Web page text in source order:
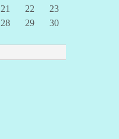
21 22
23
28 29
30